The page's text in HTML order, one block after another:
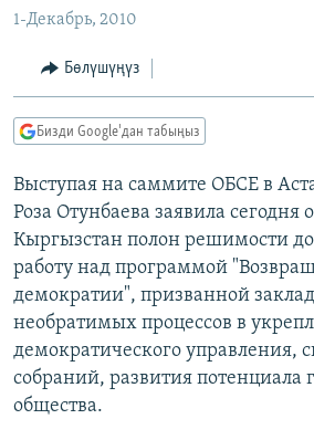
ЭКОНОМИКА
МАДАНИЯТ
БОРБОР АЗИЯ
АТАЙЫН ИЛИКТӨӨ
ТВ ПРОГРАММАЛАР
ЭКСПЕРТТЕР ТАЛДАЙТ
БИЗ ЖАНА ДҮЙНӨ
ДАНИСТЕ
ЭЖЕ-СИҢДИЛЕР
АЗАТТЫК+
ЫҢГАЙСЫЗ СУРООЛОР
ӨЗГӨЧӨ ПИКИР
Русский
ОНЛАЙН ШЕРИНЕ
ЭЕ/АРнун бардык сайттары
1-Декабрь, 2010
Бөлүшүңүз
Бизди Google'дан табыңыз
Выступая на саммите ОБСЕ в
Роза Отунбаева заявила сегодня
Кыргызстан полон решимости
работу над программой
демократии", призванной
необратимых процессов в
демократического управления,
собраний, развития потенциала
общества.